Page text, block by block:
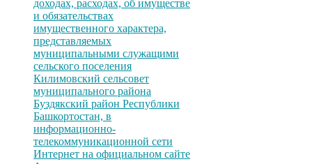
доходах, расходах, об имуществе
и обязательствах
имущественного характера,
представляемых
муниципальными служащими
сельского поселения
Килимовский сельсовет
муниципального района
Буздякский район Республики
Башкортостан, в
информационно-
телекоммуникационной сети
Интернет на официальном сайте